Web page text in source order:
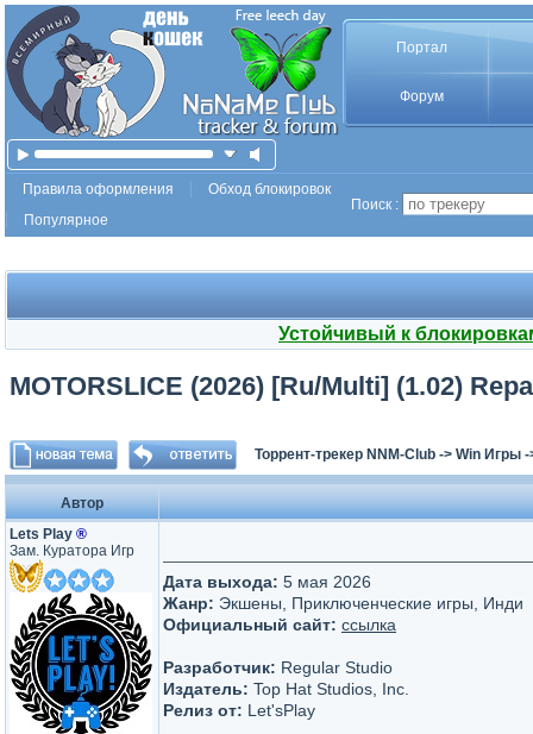
Портал
Форум
Правила оформления
Обход блокировок
Популярное
Поиск :
Устойчивый к
MOTORSLICE (2026) [Ru/Multi] (1.02)
Торрент-трекер NNM-Club -> Win Игры
Автор
Lets Play ®
Зам. Куратора Игр
Дата выхода: 5 мая 2026
Жанр: Экшены, Приключенческие игры, Инди
Официальный сайт: ссылка
Разработчик: Regular Studio
Издатель: Top Hat Studios, Inc.
Релиз от: Let'sРlay